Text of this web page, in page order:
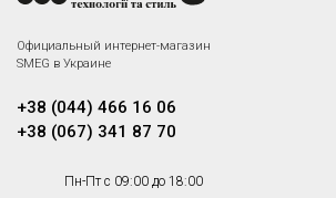
Официальный интернет-магазин
SMEG в Украине
+38 (044) 466 16 06
+38 (067) 341 87 70
Пн-Пт с 09:00 до 18:00